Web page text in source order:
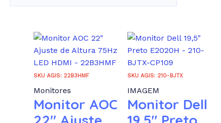
Atributo "Fabricante" de produto
Categorias de produto
TV 4K Ultra HD
TV Full HD
TV HD
SKU AGIS: 22B3HMF
Monitores
Monitor AOC
SKU AGIS: 210-BJTX
IMAGEM
Monitor Dell